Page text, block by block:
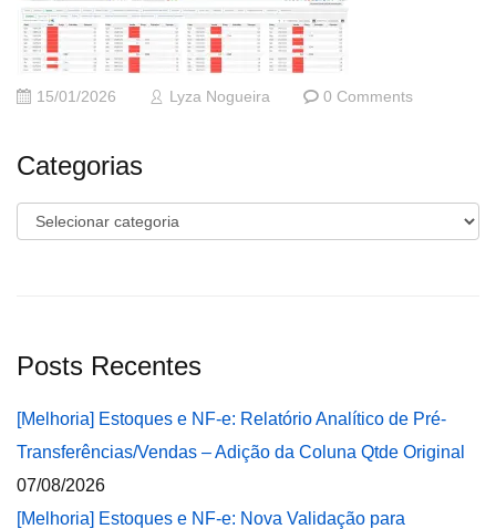
15/01/2026 Lyza Nogueira 0 Comments
Categorias
Categorias
Posts Recentes
[Melhoria] Estoques e NF-e: Relatório Analítico de Pré-
Transferências/Vendas – Adição da Coluna Qtde Original
07/08/2026
[Melhoria] Estoques e NF-e: Nova Validação para